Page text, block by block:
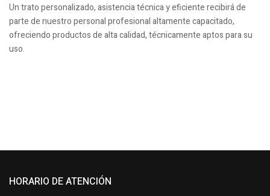
Un trato personalizado, asistencia técnica y eficiente recibirá de
parte de nuestro personal profesional altamente capacitado,
ofreciendo productos de alta calidad, técnicamente aptos para su
uso.
HORARIO DE ATENCIÓN